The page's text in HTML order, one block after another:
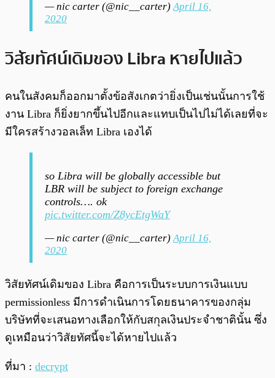
— nic carter (@nic__carter)April 16,
2020
วิสัยทัศน์เดิมของ Libra หายไปแล้ว
คนในสังคมก็ออกมาตั้งข้อสังเกตว่ายิ่งเป็นเช่นนั้นการใช้
งาน Libra ก็ยิ่งยากขึ้นไปอีกและแทบเป็นไปไม่ได้เลยที่จะ
มีใครสร้างวอลเล็ท Libra เองได้
so Libra will be globally accessible but
LBR will be subject to foreign exchange
controls…. ok
pic.twitter.com/Z8ycEtgWaY
— nic carter (@nic__carter) April 16,
2020
วิสัยทัศน์เดิมของ Libra คือการเป็นระบบการเงินแบบ
permissionless มีการดำเนินการโดยธนาคารของกลุ่ม
บริษัทที่จะเสนอทางเลือกให้กับสกุลเงินประจำชาตินั้น ซึ่ง
ดูเหมือนว่าวิสัยทัศนี้จะได้หายไปแล้ว
ที่มา : decrypt